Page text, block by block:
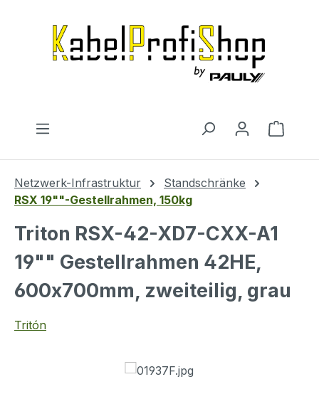
Netzwerk-Infrastruktur
Standschränke
RSX 19""-Gestellrahmen, 150kg
Triton RSX-42-XD7-CXX-A1
19"" Gestellrahmen 42HE,
600x700mm, zweiteilig, grau
Tritón
Bildergalerie überspringen